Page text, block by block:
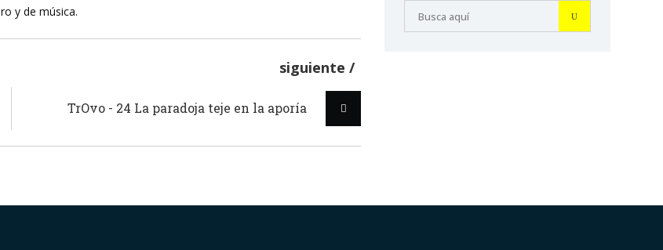
y de música.
siguiente
TrOvo - 24 La paradoja teje en la aporía